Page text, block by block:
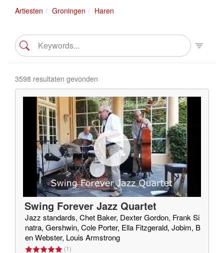
Artiesten Groningen Haren
3598 resultaten gevonden
Swing Forever Jazz Quartet
Jazz standards, Chet Baker, Dexter Gordon, Frank Si
natra, Gershwin, Cole Porter, Ella Fitzgerald, Jobim, B
en Webster, Louis Armstrong
(1)